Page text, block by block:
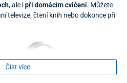
, ale ipři domácím cvičení. Můžete
televize, čtení knih nebo dokonce při
Číst více